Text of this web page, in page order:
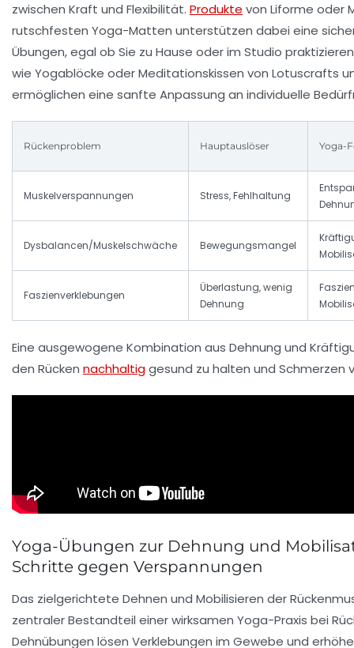
zwischen Kraft und Flexibilität. Produkte von Liforme oder
rutschfesten Yoga-Matten unterstützen dabei eine
Übungen, egal ob Sie zu Hause oder im Studio
wie Yogablöcke oder Meditationskissen von Lotuscrafts
ermöglichen eine sanfte Anpassung an individuelle
Rückenproblem Hauptauslöser Yoga-
Muskelverspannungen Stress, Fehlhaltung
Dysbalancen/Muskelschwäche Bewegungsmangel
Faszienverklebungen
Überlastung, wenig
Dehnung
Eine ausgewogene Kombination aus Dehnung und
den Rücken nachhaltiggesund zu halten und Schmerzen
Yoga-Übungen zur Dehnung und
Schritte gegen Verspannungen
Das zielgerichtete Dehnen und Mobilisieren der
zentraler Bestandteil einer wirksamen Yoga-Praxis bei
Dehnübungen lösen Verklebungen im Gewebe und